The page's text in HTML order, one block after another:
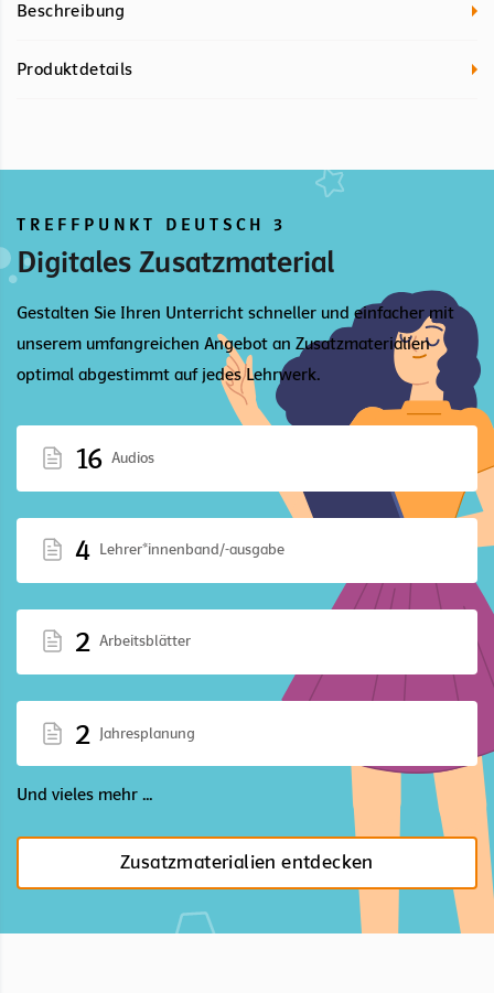
Beschreibung
Produktdetails
TREFFPUNKT DEUTSCH 3
Digitales Zusatzmaterial
Gestalten Sie Ihren Unterricht schneller und einfacher mit
unserem umfangreichen Angebot an Zusatzmaterialien
optimal abgestimmt auf jedes Lehrwerk.
16 Audios
4 Lehrer*innenband/-ausgabe
2 Arbeitsblätter
2 Jahresplanung
Und vieles mehr ...
Zusatzmaterialien entdecken